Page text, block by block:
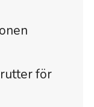
för